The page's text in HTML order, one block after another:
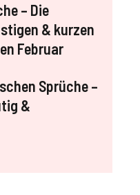
– Die
& kurzen
Februar
Sprüche –
&